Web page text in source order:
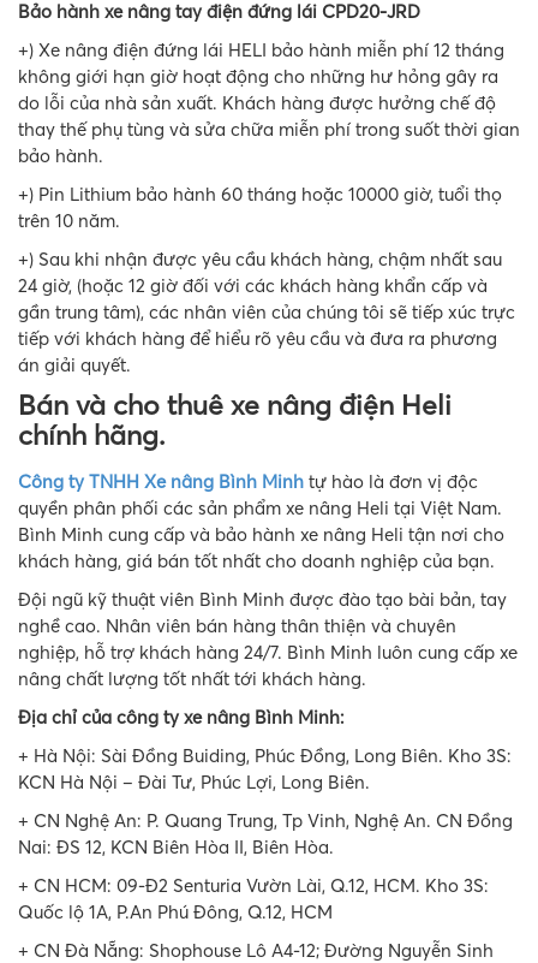
Bảo hành xe nâng tay điện đứng lái CPD20-JRD
+) Xe nâng điện đứng lái HELI bảo hành miễn phí 12 tháng
không giới hạn giờ hoạt động cho những hư hỏng gây ra
do lỗi của nhà sản xuất. Khách hàng được hưởng chế độ
thay thế phụ tùng và sửa chữa miễn phí trong suốt thời gian
bảo hành.
+) Pin Lithium bảo hành 60 tháng hoặc 10000 giờ, tuổi thọ
trên 10 năm.
+) Sau khi nhận được yêu cầu khách hàng, chậm nhất sau
24 giờ, (hoặc 12 giờ đối với các khách hàng khẩn cấp và
gần trung tâm), các nhân viên của chúng tôi sẽ tiếp xúc trực
tiếp với khách hàng để hiểu rõ yêu cầu và đưa ra phương
án giải quyết.
Bán và cho thuê xe nâng điện Heli
chính hãng.
Công ty TNHH Xe nâng Bình Minh tự hào là đơn vị độc
quyền phân phối các sản phẩm xe nâng Heli tại Việt Nam.
Bình Minh cung cấp và bảo hành xe nâng Heli tận nơi cho
khách hàng, giá bán tốt nhất cho doanh nghiệp của bạn.
Đội ngũ kỹ thuật viên Bình Minh được đào tạo bài bản, tay
nghề cao. Nhân viên bán hàng thân thiện và chuyên
nghiệp, hỗ trợ khách hàng 24/7. Bình Minh luôn cung cấp xe
nâng chất lượng tốt nhất tới khách hàng.
Địa chỉ của công ty xe nâng Bình Minh:
+ Hà Nội: Sài Đồng Buiding, Phúc Đồng, Long Biên. Kho 3S:
KCN Hà Nội – Đài Tư, Phúc Lợi, Long Biên.
+ CN Nghệ An: P. Quang Trung, Tp Vinh, Nghệ An. CN Đồng
Nai: ĐS 12, KCN Biên Hòa II, Biên Hòa.
+ CN HCM: 09-Đ2 Senturia Vườn Lài, Q.12, HCM. Kho 3S:
Quốc lộ 1A, P.An Phú Đông, Q.12, HCM
+ CN Đà Nẵng: Shophouse Lô A4-12; Đường Nguyễn Sinh